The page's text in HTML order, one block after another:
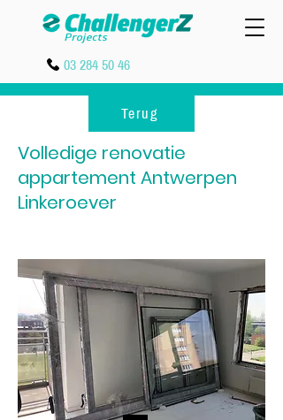
03 284 50 46
Terug
Volledige renovatie
appartement Antwerpen
Linkeroever